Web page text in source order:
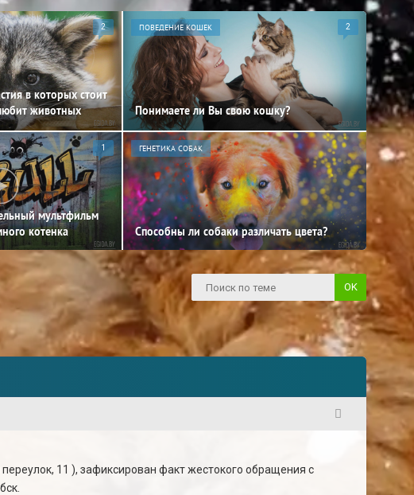
2
в которых стоит
животных
ПОВЕДЕНИЕ КОШЕК 2
Понимаете ли Вы свою кошку?
1
мультфильм
котенка
ГЕНЕТИКА СОБАК
Способны ли собаки различать цвета?
11 ), зафиксирован факт жестокого обращения с